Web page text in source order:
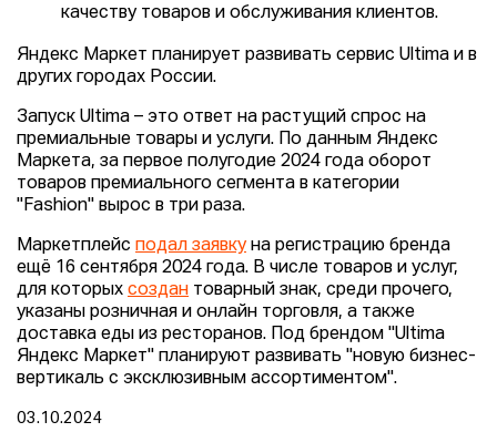
качеству товаров и обслуживания клиентов.
Яндекс Маркет планирует развивать сервис Ultima и в
других городах России.
Запуск Ultima – это ответ на растущий спрос на
премиальные товары и услуги. По данным Яндекс
Маркета, за первое полугодие 2024 года оборот
товаров премиального сегмента в категории
"Fashion" вырос в три раза.
Маркетплейс подал заявку на регистрацию бренда
ещё 16 сентября 2024 года. В числе товаров и услуг,
для которых создан товарный знак, среди прочего,
указаны розничная и онлайн торговля, а также
доставка еды из ресторанов. Под брендом "Ultima
Яндекс Маркет" планируют развивать "новую бизнес-
вертикаль с эксклюзивным ассортиментом".
03.10.2024